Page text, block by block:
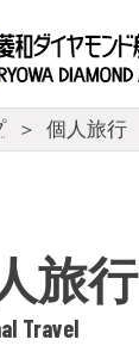
個人旅行
旅行
Travel